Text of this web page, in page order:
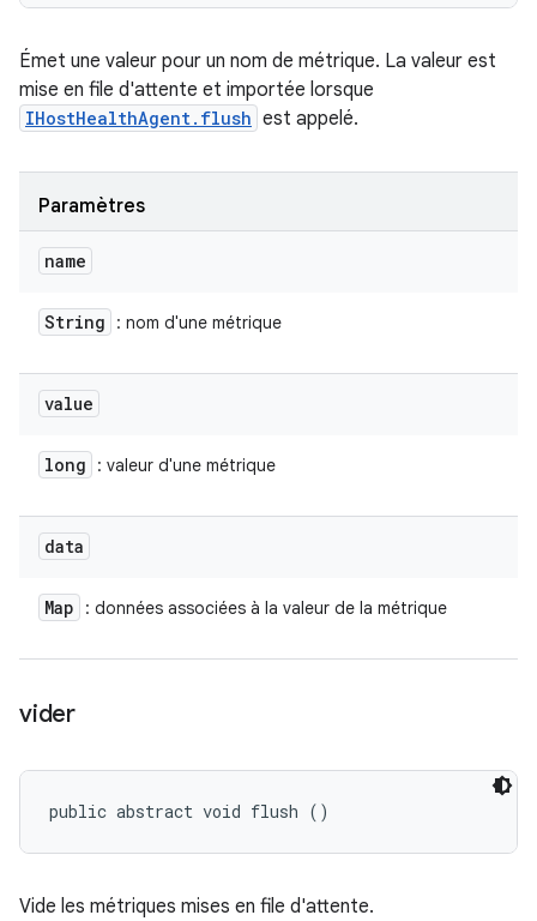
Émet une valeur pour un nom de métrique. La valeur est
mise en file d'attente et importée lorsque
IHostHealthAgent.flush est appelé.
Paramètres
name
String : nom d'une métrique
value
long : valeur d'une métrique
data
Map : données associées à la valeur de la métrique
vider
public abstract void flush ()
Vide les métriques mises en file d'attente.